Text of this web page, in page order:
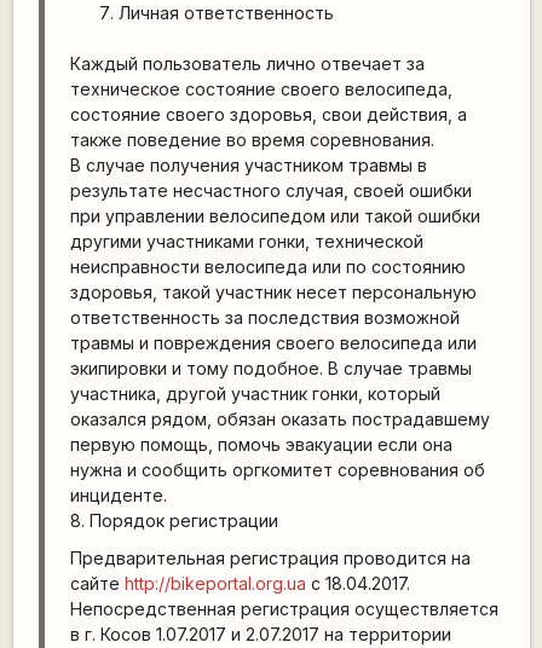
Личная ответственность
Каждый пользователь лично отвечает за
техническое состояние своего велосипеда,
состояние своего здоровья, свои действия, а
также поведение во время соревнования.
В случае получения участником травмы в
результате несчастного случая, своей ошибки
при управлении велосипедом или такой ошибки
другими участниками гонки, технической
неисправности велосипеда или по состоянию
здоровья, такой участник несет персональную
ответственность за последствия возможной
травмы и повреждения своего велосипеда или
экипировки и тому подобное. В случае травмы
участника, другой участник гонки, который
оказался рядом, обязан оказать пострадавшему
первую помощь, помочь эвакуации если она
нужна и сообщить оргкомитет соревнования об
инциденте.
8. Порядок регистрации
Предварительная регистрация проводится на
сайте http://bikeportal.org.ua с 18.04.2017.
Непосредственная регистрация осуществляется
в г. Косов 1.07.2017 и 2.07.2017 на территории